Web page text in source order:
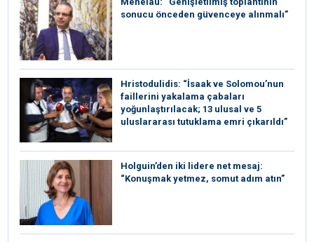
sonucu önceden güvenceye alınmalı”
Hristodulidis: “İsaak ve Solomou’nun
faillerini yakalama çabaları
yoğunlaştırılacak; 13 ulusal ve 5
uluslararası tutuklama emri çıkarıldı”
Holguin’den iki lidere net mesaj:
“Konuşmak yetmez, somut adım atın”